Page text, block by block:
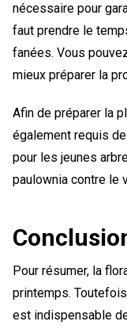
nécessaire pour
faut prendre le
fanées. Vous
mieux préparer la
Afin de préparer la
également requis
pour les jeunes
paulownia contre le
Pour résumer, la
printemps.
est indispensable